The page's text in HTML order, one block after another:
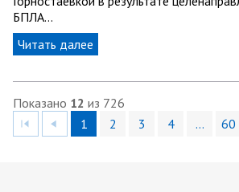
БПЛА…
Читать далее
Показано 12 из 726
1
2 3 4 … 60